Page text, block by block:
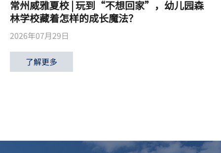
常州威雅夏校 | 玩到“不想回家”，幼儿园森
林学校藏着怎样的成长魔法？
2026年07月29日
了解更多